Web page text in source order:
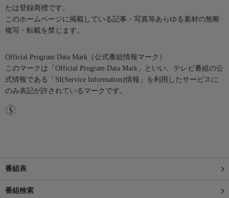
たは登録商標です。
このホームページに掲載している記事・写真等あらゆる素材の無断
複写・転載を禁じます。
Official Program Data Mark（公式番組情報マーク）
このマークは「Official Program Data Mark」といい、テレビ番組の公
式情報である「SI(Service Information)情報」を利用したサービスに
のみ表記が許されているマークです。
番組表
番組検索